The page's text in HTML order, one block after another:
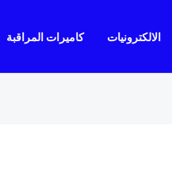
الالكترونيات كاميرات المراقبة